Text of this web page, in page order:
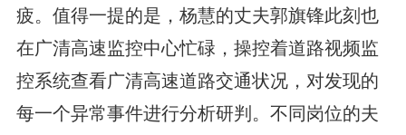
疲。值得一提的是，杨慧的丈夫郭旗锋此刻也
在广清高速监控中心忙碌，操控着道路视频监
控系统查看广清高速道路交通状况，对发现的
每一个异常事件进行分析研判。不同岗位的夫